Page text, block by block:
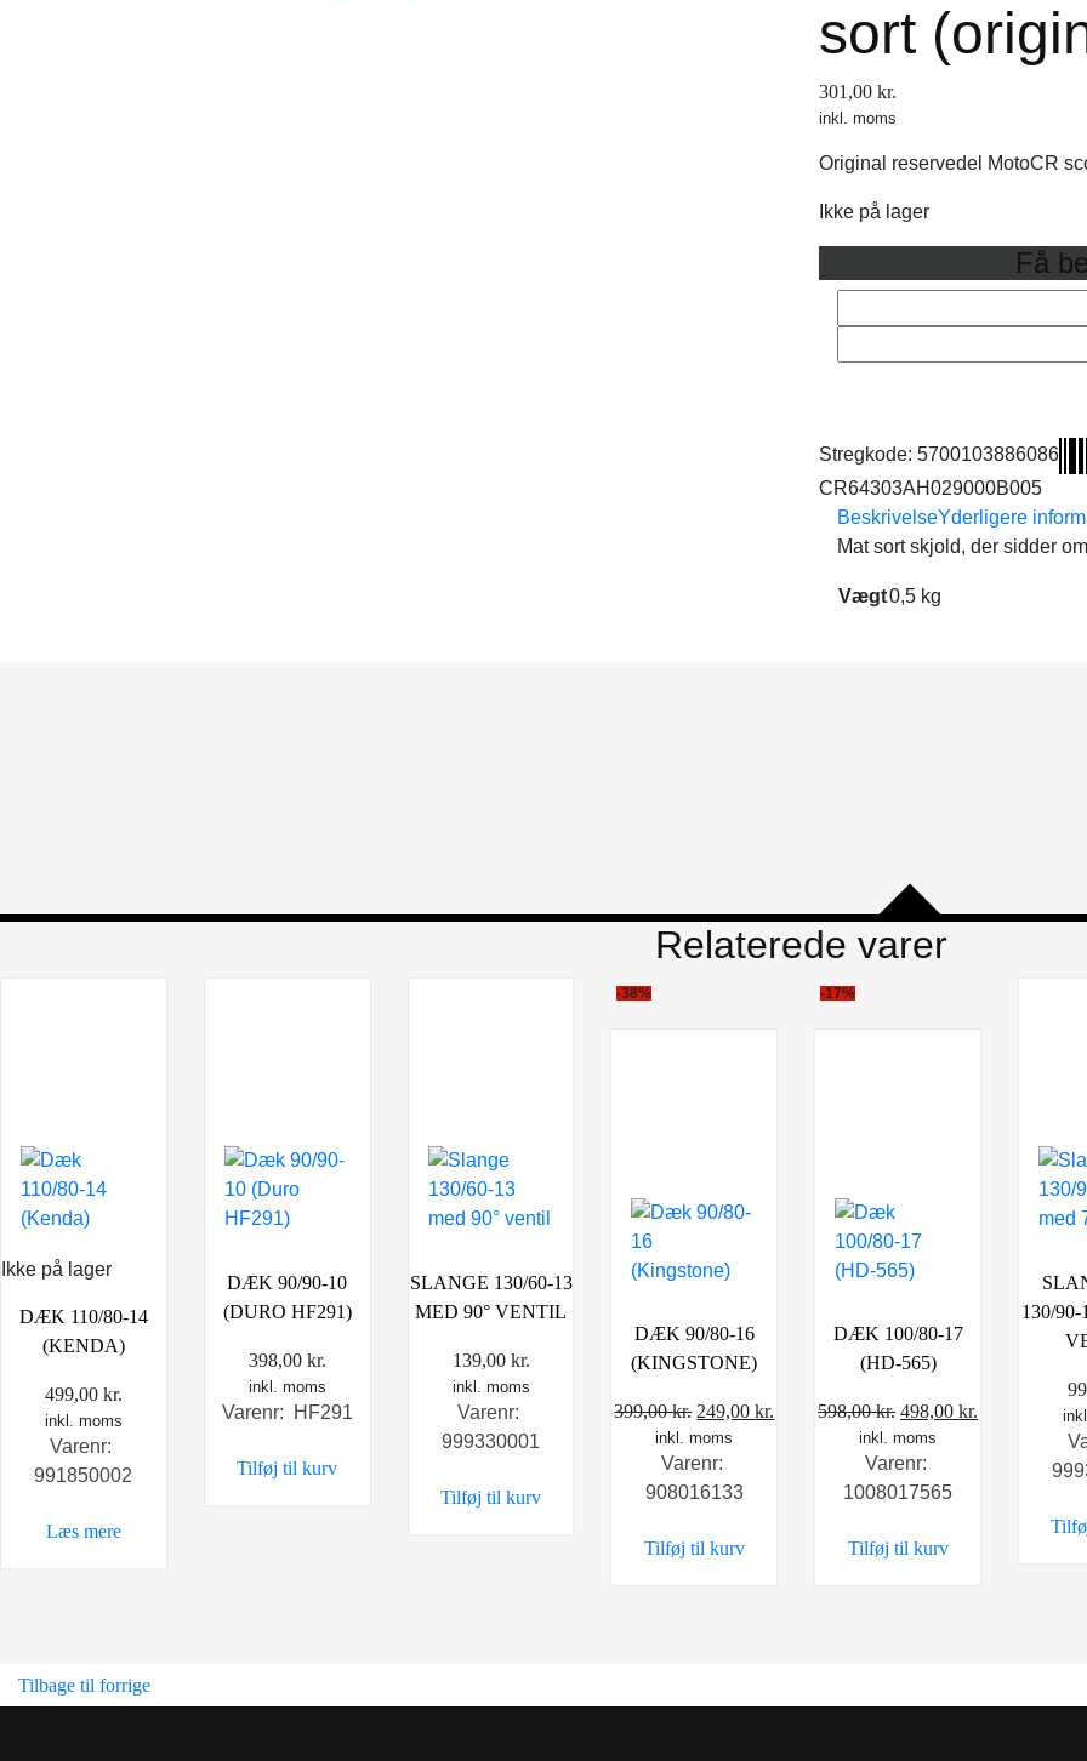
sort
301,00 kr.
inkl. moms
Original reservedel MotoCR
Ikke på lager
Få
Stregkode: 5700103886086
CR64303AH029000B005
BeskrivelseYderligere
Mat sort skjold, der sidder
Vægt0,5 kg
Relaterede varer
Ikke på lager
DÆK 110/80-14
(KENDA)
499,00 kr.
inkl. moms
Varenr:
991850002
Læs mere
DÆK 90/90-10
(DURO HF291)
398,00 kr.
inkl. moms
Varenr: HF291
Tilføj til kurv
SLANGE 130/60-13
MED 90° VENTIL
139,00 kr.
inkl. moms
Varenr:
999330001
Tilføj til kurv
-38%
DÆK 90/80-16
(KINGSTONE)
399,00kr. Den
oprindelige
pris
var:
249,00kr.
inkl. moms
Varenr:
908016133
Tilføj til kurv
-17%
DÆK 100/80-17
(HD-565)
598,00kr. Den
oprindelige
pris
var:
498,00kr.
498,00 kr..
inkl. moms
Varenr:
1008017565
Tilføj til kurv
130/90-
Tilbage til forrige